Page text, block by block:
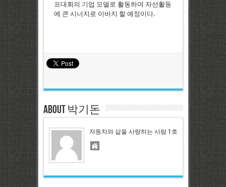
프대회의 기업 모델로 활동하며 자선활동
에 큰 시너지로 이바지 할 예정이다.
About 박기돈
자동차와 삶을 사랑하는 사람 1호